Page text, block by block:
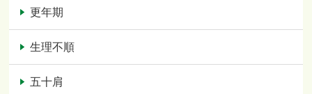
更年期
生理不順
五十肩